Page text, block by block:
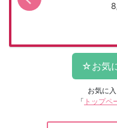
お気に
「 トップペ